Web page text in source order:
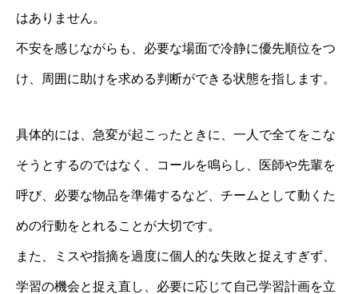
はありません。
不安を感じながらも、必要な場面で冷静に優先順位をつ
け、周囲に助けを求める判断ができる状態を指します。
具体的には、急変が起こったときに、一人で全てをこな
そうとするのではなく、コールを鳴らし、医師や先輩を
呼び、必要な物品を準備するなど、チームとして動くた
めの行動をとれることが大切です。
また、ミスや指摘を過度に個人的な失敗と捉えすぎず、
学習の機会と捉え直し、必要に応じて自己学習計画を立